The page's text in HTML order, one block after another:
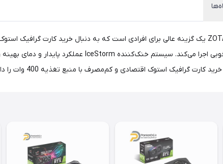
اقتصادی و کم‌مصرف با منبع تغذیه 400 وات را دارید، این مدل انتخابی ایده‌آل است.